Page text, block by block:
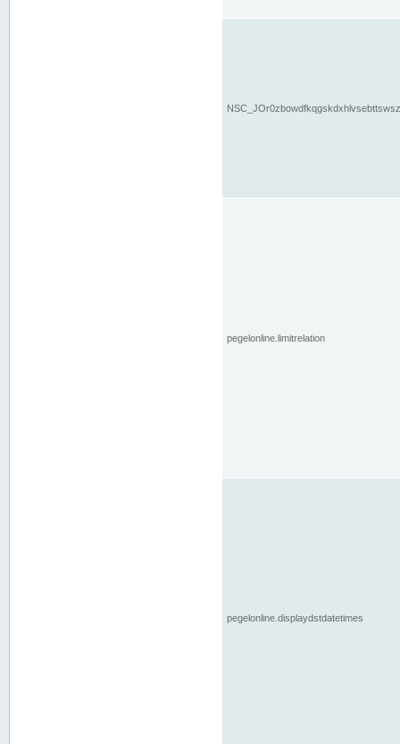
pegelonline.limitrelation
pegelonline.displaydstdatetimes